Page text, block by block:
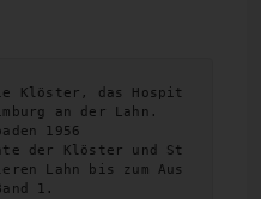
Klöster, das Hospit
an der Lahn.
1956
der Klöster und St
Lahn bis zum Aus
1.